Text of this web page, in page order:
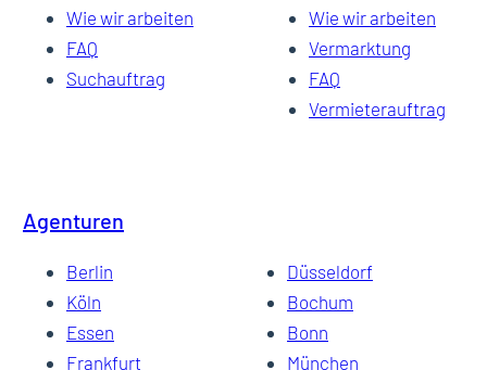
Wie wir arbeiten
FAQ
Suchauftrag
Wie wir arbeiten
Vermarktung
FAQ
Vermieterauftrag
Agenturen
Berlin
Düsseldorf
Köln
Bochum
Essen
Bonn
Frankfurt
München